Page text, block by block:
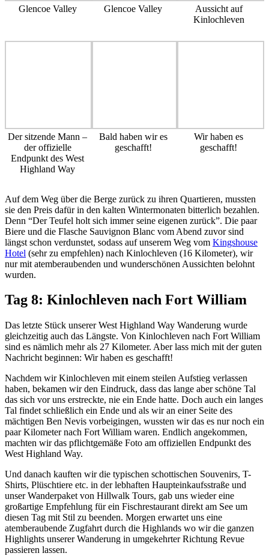
Glencoe Valley Glencoe Valley
Aussicht auf
Kinlochleven
Der sitzende Mann –
der offizielle
Endpunkt des West
Highland Way
Bald haben wir es
geschafft!
Wir haben es
geschafft!
Auf dem Weg über die Berge zurück zu ihren Quartieren, mussten
sie den Preis dafür in den kalten Wintermonaten bitterlich bezahlen.
Denn “Der Teufel holt sich immer seine eigenen zurück”. Die paar
Biere und die Flasche Sauvignon Blanc vom Abend zuvor sind
längst schon verdunstet, sodass auf unserem Weg vom Kingshouse
Hotel (sehr zu empfehlen) nach Kinlochleven (16 Kilometer), wir
nur mit atemberaubenden und wunderschönen Aussichten belohnt
wurden.
Tag 8: Kinlochleven nach Fort William
Das letzte Stück unserer West Highland Way Wanderung wurde
gleichzeitig auch das Längste. Von Kinlochleven nach Fort William
sind es nämlich mehr als 27 Kilometer. Aber lass mich mit der guten
Nachricht beginnen: Wir haben es geschafft!
Nachdem wir Kinlochleven mit einem steilen Aufstieg verlassen
haben, bekamen wir den Eindruck, dass das lange aber schöne Tal
das sich vor uns erstreckte, nie ein Ende hatte. Doch auch ein langes
Tal findet schließlich ein Ende und als wir an einer Seite des
mächtigen Ben Nevis vorbeigingen, wussten wir das es nur noch ein
paar Kilometer nach Fort William waren. Endlich angekommen,
machten wir das pflichtgemäße Foto am offiziellen Endpunkt des
West Highland Way.
Und danach kauften wir die typischen schottischen Souvenirs, T-
Shirts, Plüschtiere etc. in der lebhaften Haupteinkaufsstraße und
unser Wanderpaket von Hillwalk Tours, gab uns wieder eine
großartige Empfehlung für ein Fischrestaurant direkt am See um
diesen Tag mit Stil zu beenden. Morgen erwartet uns eine
atemberaubende Zugfahrt durch die Highlands wo wir die ganzen
Highlights unserer Wanderung in umgekehrter Richtung Revue
passieren lassen.